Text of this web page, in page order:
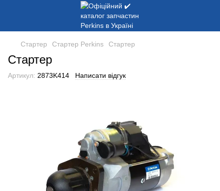
Стартер Стартер Perkins Стартер
Стартер
Артикул: 2873K414 Написати відгук